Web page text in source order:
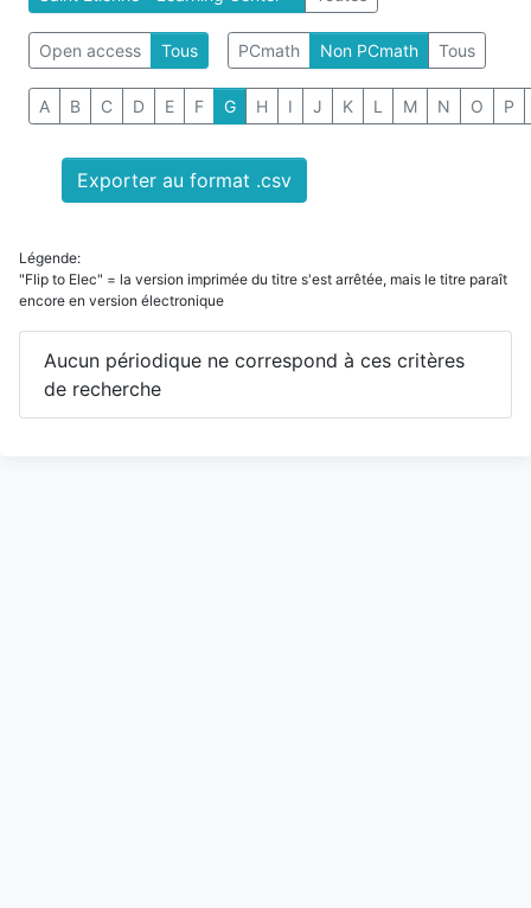
Open access Tous PCmath Non PCmath Tous
A B C D E F G H I J K L M N O P
Exporter au format .csv
Légende:
"Flip to Elec" = la version imprimée du titre s'est arrêtée, mais le titre paraît
encore en version électronique
Aucun périodique ne correspond à ces critères
de recherche